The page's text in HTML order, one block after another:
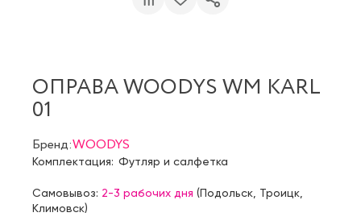
ОПРАВА WOODYS WM KARL
01
Бренд:WOODYS
Комплектация: Футляр и салфетка
Самовывоз: 2-3 рабочих дня (Подольск Троицк
Климовск)